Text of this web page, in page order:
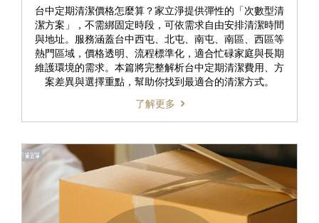
台中定期清潔價格怎麼算？家立淨提供彈性的「次數型清
潔方案」，不需綁固定時段，可依需求自由安排清潔時間
與地址。服務涵蓋台中西屯、北屯、南屯、南區、西區等
熱門區域，價格透明、流程標準化，適合忙碌家庭與長期
維護環境的需求。本篇將完整解析台中定期清潔費用、方
案差異與選擇重點，幫助你找到最適合的清潔方式。
了解更多